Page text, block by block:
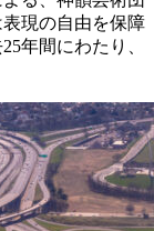
現の自由を保障
年間にわたり、